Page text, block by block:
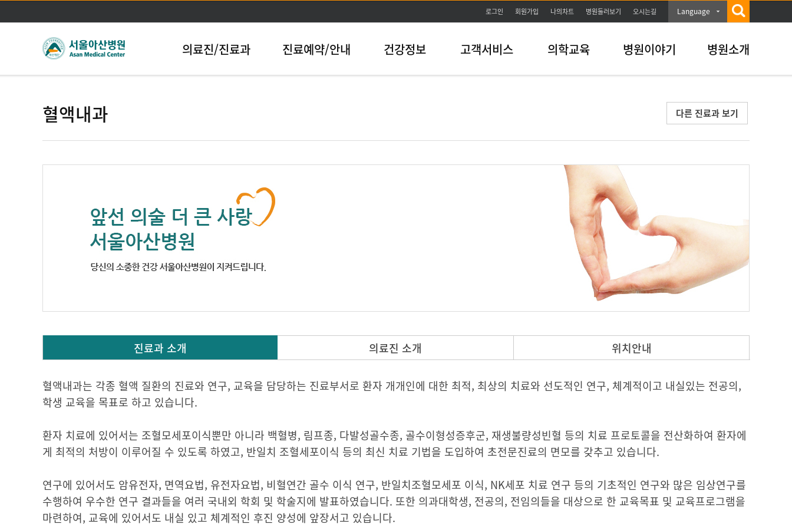
본문바로가기
로그인 회원가입 나의차트 병원둘러보기 오시는길 Language
의료진/진료과 진료예약/안내 건강정보 고객서비스 의학교육 병원이야기 병원소개
혈액내과 다른 진료과 보기
진료과 소개 의료진 소개 위치안내
혈액내과는 각종 혈액 질환의 진료와 연구, 교육을 담당하는 진료부서로 환자 개개인에 대한 최적, 최상의 치료와 선도적인 연구, 체계적이고 내실있는 전공의,
학생 교육을 목표로 하고 있습니다.
환자 치료에 있어서는 조혈모세포이식뿐만 아니라 백혈병, 림프종, 다발성골수종, 골수이형성증후군, 재생불량성빈혈 등의 치료 프로토콜을 전산화하여 환자에
게 최적의 처방이 이루어질 수 있도록 하였고, 반일치 조혈세포이식 등의 최신 치료 기법을 도입하여 초전문진료의 면모를 갖추고 있습니다.
연구에 있어서도 암유전자, 면역요법, 유전자요법, 비혈연간 골수 이식 연구, 반일치조혈모세포 이식, NK세포 치료 연구 등의 기초적인 연구와 많은 임상연구를
수행하여 우수한 연구 결과들을 여러 국내외 학회 및 학술지에 발표하였습니다. 또한 의과대학생, 전공의, 전임의들을 대상으로 한 교육목표 및 교육프로그램을
마련하여, 교육에 있어서도 내실 있고 체계적인 후진 양성에 앞장서고 있습니다.